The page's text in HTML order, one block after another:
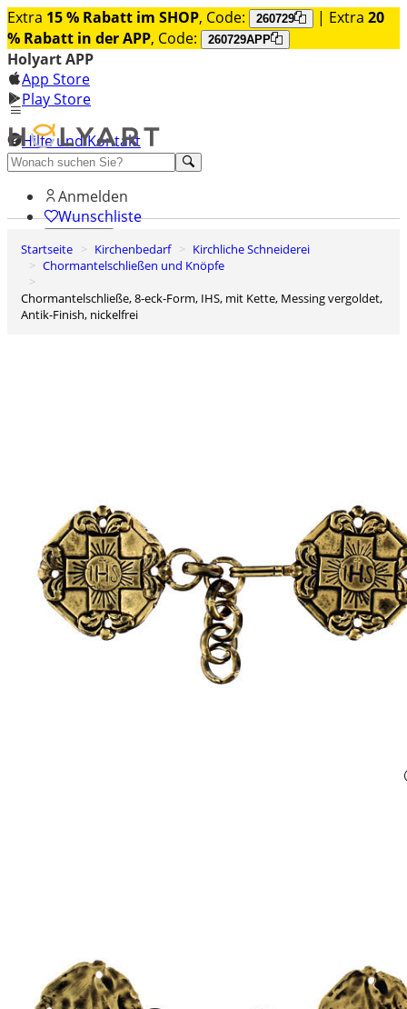
Extra 15 % Rabatt im SHOP, Code: 260729 | Extra 20
% Rabatt in der APP, Code: 260729APP
Holyart APP
App Store
Play Store
Hilfe und Kontakt
Entdecken Sie Premium
Anmelden
Wunschliste
0
Warenkorb
Startseite Kirchenbedarf
Kirchliche Schneiderei
Chormantelschließen und Knöpfe
Chormantelschließe, 8-eck-Form, IHS, mit Kette, Messing vergoldet,
Antik-Finish, nickelfrei